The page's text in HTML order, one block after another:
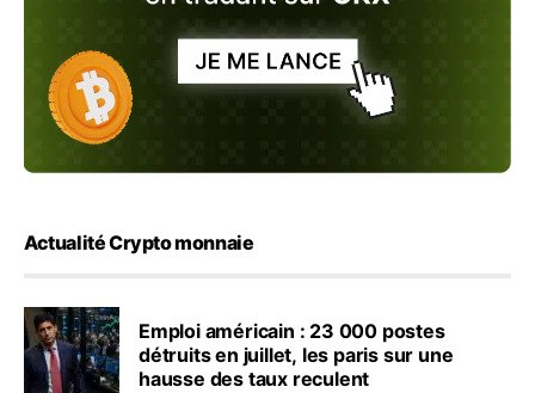
Actualité Crypto monnaie
Emploi américain : 23 000 postes
détruits en juillet, les paris sur une
hausse des taux reculent